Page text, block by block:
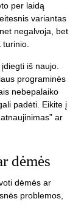
per laidą
variantas
negalvoja, bet
iš naujo.
programinės
nebepalaiko
padėti. Eikite į
ar
dėmės
dėmės ar
problemos,